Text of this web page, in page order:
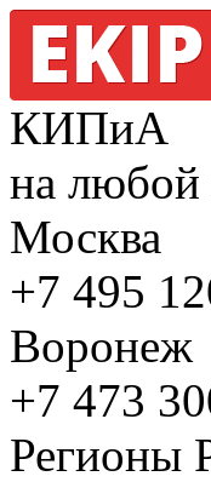
КИПиА
на любой
Москва
+7 495
Воронеж
+7 473
Регионы